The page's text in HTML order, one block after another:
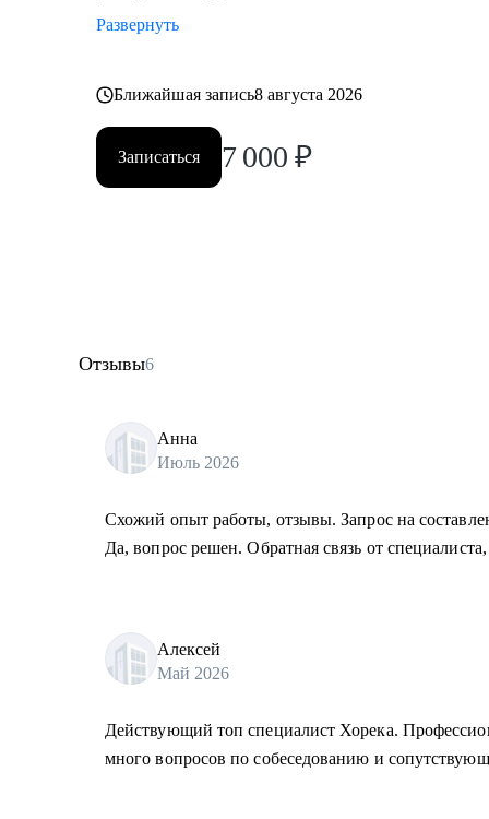
Развернуть
Ближайшая запись8 августа 2026
Записаться 7 000 ₽
Отзывы6
Анна
Июль 2026
Схожий опыт работы, отзывы. Запрос на
Да, вопрос решен. Обратная связь от
Алексей
Май 2026
Действующий топ специалист Хорека.
много вопросов по собеседованию и